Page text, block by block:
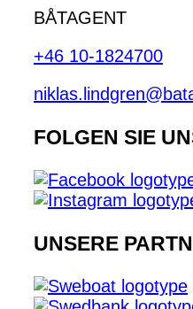
BÅTAGENT
+46 10-1824700
FOLGEN SIE
UNSERE